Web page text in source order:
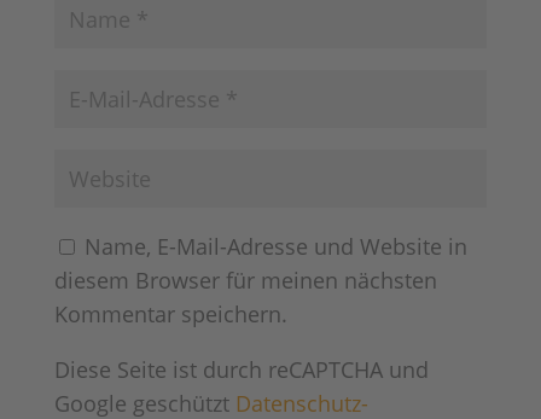
Name, E-Mail-Adresse und Website in
diesem Browser für meinen nächsten
Kommentar speichern.
Diese Seite ist durch reCAPTCHA und
Google geschützt Datenschutz-